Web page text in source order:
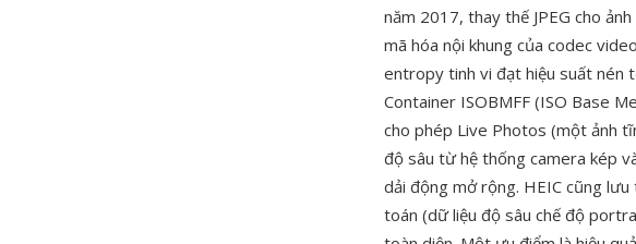
năm 2017, thay thế JPEG cho
mã hóa nội khung của codec
entropy tinh vi đạt hiệu suất nén
Container ISOBMFF (ISO Base
cho phép Live Photos (một ảnh
độ sâu từ hệ thống camera kép
dải động mở rộng. HEIC cũng
toán (dữ liệu độ sâu chế độ